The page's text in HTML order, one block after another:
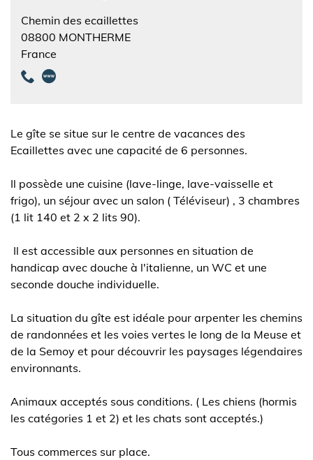
Chemin des ecaillettes
08800 MONTHERME
France
Le gîte se situe sur le centre de vacances des
Ecaillettes avec une capacité de 6 personnes.
Il possède une cuisine (lave-linge, lave-vaisselle et
frigo), un séjour avec un salon ( Téléviseur) , 3 chambres
(1 lit 140 et 2 x 2 lits 90).
Il est accessible aux personnes en situation de
handicap avec douche à l'italienne, un WC et une
seconde douche individuelle.
La situation du gîte est idéale pour arpenter les chemins
de randonnées et les voies vertes le long de la Meuse et
de la Semoy et pour découvrir les paysages légendaires
environnants.
Animaux acceptés sous conditions. ( Les chiens (hormis
les catégories 1 et 2) et les chats sont acceptés.)
Tous commerces sur place.